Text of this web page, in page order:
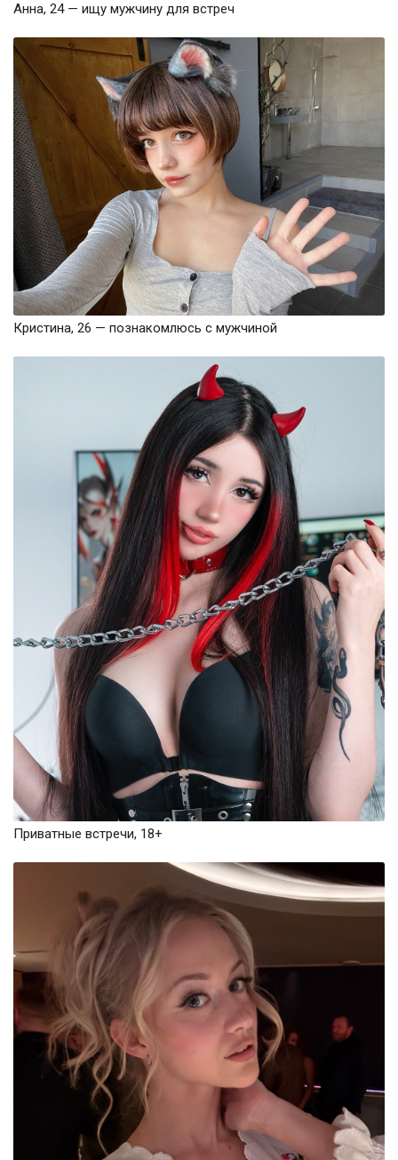
Анна, 24 — ищу мужчину для встреч
Кристина, 26 — познакомлюсь с мужчиной
Приватные встречи, 18+